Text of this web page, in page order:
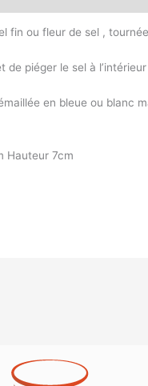
fin ou fleur de sel ,
de piéger le sel à
en bleue ou blanc
Hauteur 7cm